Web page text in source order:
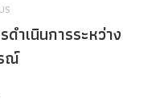
ำเนินการระหว่าง
ณ์